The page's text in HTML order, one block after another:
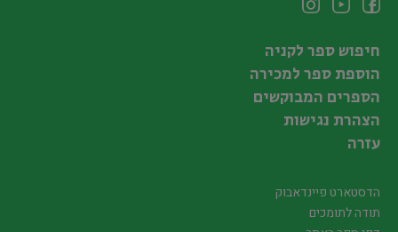
חיפוש ספר לקניה
הוספת ספר למכירה
הספרים המבוקשים
הצהרת נגישות
עזרה
הדסטארט פיינדאבוק
תודה לתומכים